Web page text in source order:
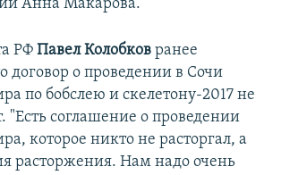
Анна Макарова.
РФ Павел Колобков ранее
договор о проведении в Сочи
по бобслею и скелетону-2017 не
"Есть соглашение о проведении
которое никто не расторгал, а
расторжения. Нам надо очень